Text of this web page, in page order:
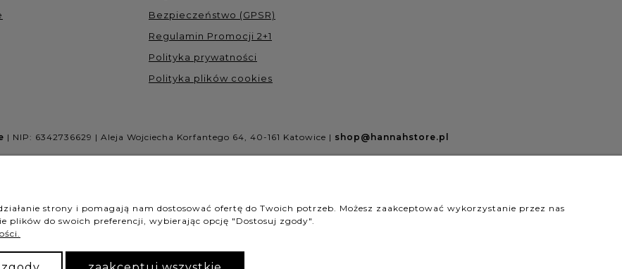
Bezpieczeństwo (GPSR)
Regulamin Promocji 2+1
Polityka prywatności
Polityka plików cookies
| NIP: 6342736629 | Aleja Wojciecha Korfantego 64, 40-161 Katowice | shop@hannahstore.pl
strony i pomagają nam dostosować ofertę do Twoich potrzeb. Możesz zaakceptować wykorzystanie przez nas
do swoich preferencji, wybierając opcję "Dostosuj zgody".